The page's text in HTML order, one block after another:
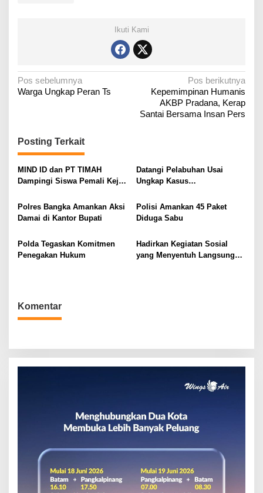
Ikuti Kami
N
a
g
a
s
p
o
Pos sebelumnya
Warga Ungkap Peran Ts
Pos berikutnya
Kepemimpinan Humanis
AKBP Pradana, Kerap
Santai Bersama Insan Pers
Posting Terkait
MIND ID dan PT TIMAH
Dampingi Siswa Pemali Kejar
Datangi Pelabuhan Usai
Ungkap Kasus
Polres Bangka Amankan Aksi
Damai di Kantor Bupati
Polisi Amankan 45 Paket
Diduga Sabu
Polda Tegaskan Komitmen
Penegakan Hukum
Hadirkan Kegiatan Sosial
yang Menyentuh Langsung
Komentar